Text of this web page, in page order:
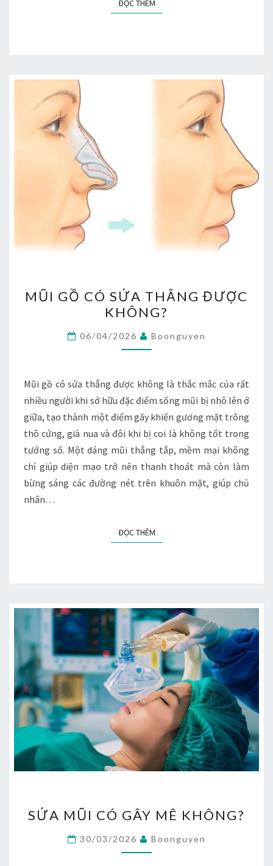
ĐỌC THÊMĐỌC THÊM
GỒ
CÓ
SỬA
THẲNG
KHÔNG?
MŨI GỒ CÓ SỬA THẲNG ĐƯỢC
KHÔNG?
06/04/2026 Boonguyen
Mũi gồ có sửa thẳng được không là thắc mắc của rất
nhiều người khi sở hữu đặc điểm sống mũi bị nhô lên ở
giữa, tạo thành một điểm gãy khiến gương mặt trông
thô cứng, già nua và đôi khi bị coi là không tốt trong
tướng số. Một dáng mũi thẳng tắp, mềm mại không
chỉ giúp diện mạo trở nên thanh thoát mà còn làm
bừng sáng các đường nét trên khuôn mặt, giúp chủ
nhân…
ĐỌC THÊMĐỌC THÊM
MŨI
CÓ
GÂY
SỬA MŨI CÓ GÂY MÊ KHÔNG?
30/03/2026 Boonguyen